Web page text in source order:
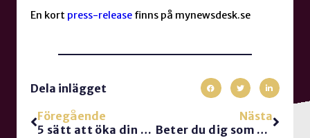
En kort press-release finns på mynewsdesk.se
Dela inlägget
Föregående
5 sätt att öka din kundservice-nivå
Nästa
Beter du dig som Dan i DISC?